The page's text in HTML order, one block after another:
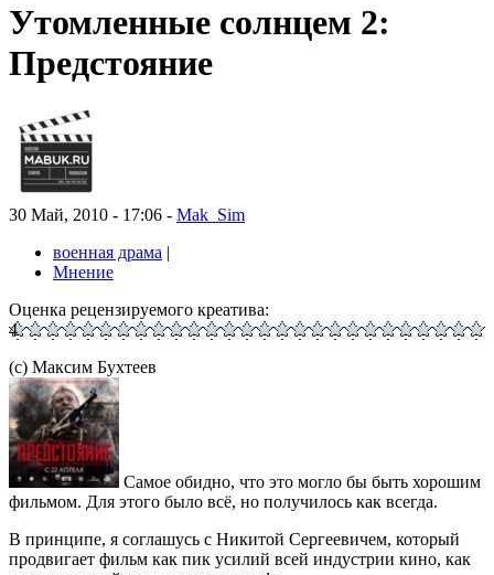
Утомленные солнцем 2:
Предстояние
30 Май, 2010 - 17:06 - Mak_Sim
военная драма |
Мнение
Оценка рецензируемого креатива:
4
(с) Максим Бухтеев
Самое обидно, что это могло бы быть хорошим
фильмом. Для этого было всё, но получилось как всегда.
В принципе, я соглашусь с Никитой Сергеевичем, который
продвигает фильм как пик усилий всей индустрии кино, как